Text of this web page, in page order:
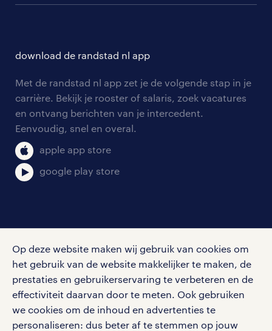
Op deze website maken wij gebruik van cookies om
het gebruik van de website makkelijker te maken, de
prestaties en gebruikerservaring te verbeteren en de
effectiviteit daarvan door te meten. Ook gebruiken
we cookies om de inhoud en advertenties te
personaliseren: dus beter af te stemmen op jouw
tarieven
personeel gezocht
aanmelden nieuwsbrief
solliciteren
blogs en artikelen
salarischecker
bruto-netto calculator
onze vestigingen
pers
download de randstad nl app
Met de randstad nl app zet je de volgende stap in je
carrière. Bekijk je rooster of salaris, zoek vacatures
en ontvang berichten van je intercedent.
Eenvoudig, snel en overal.
apple app store
google play store
Volg ons voor de leukste content omtrent
vacatures, solliciteren en inspiratie.